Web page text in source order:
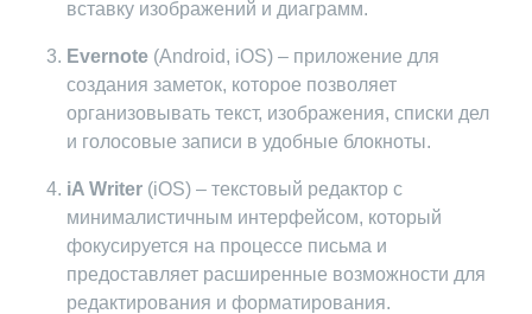
вставку изображений и диаграмм.
Evernote (Android, iOS) – приложение для
создания заметок, которое позволяет
организовывать текст, изображения, списки дел
и голосовые записи в удобные блокноты.
iA Writer (iOS) – текстовый редактор с
минималистичным интерфейсом, который
фокусируется на процессе письма и
предоставляет расширенные возможности для
редактирования и форматирования.